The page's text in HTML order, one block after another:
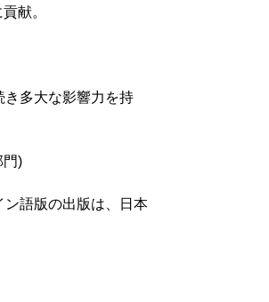
献。
多大な影響力を持
門)
語版の出版は、日本